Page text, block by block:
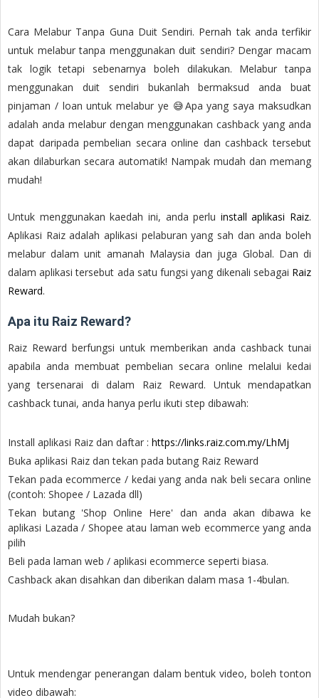
Cara Melabur Tanpa Guna Duit Sendiri. Pernah tak anda terfikir
untuk melabur tanpa menggunakan duit sendiri? Dengar macam
tak logik tetapi sebenarnya boleh dilakukan. Melabur tanpa
menggunakan duit sendiri bukanlah bermaksud anda buat
pinjaman / loan untuk melabur ye 😅Apa yang saya maksudkan
adalah anda melabur dengan menggunakan cashback yang anda
dapat daripada pembelian secara online dan cashback tersebut
akan dilaburkan secara automatik! Nampak mudah dan memang
mudah!
Untuk menggunakan kaedah ini, anda perlu install aplikasi Raiz.
Aplikasi Raiz adalah aplikasi pelaburan yang sah dan anda boleh
melabur dalam unit amanah Malaysia dan juga Global. Dan di
dalam aplikasi tersebut ada satu fungsi yang dikenali sebagai Raiz
Reward.
Apa itu Raiz Reward?
Raiz Reward berfungsi untuk memberikan anda cashback tunai
apabila anda membuat pembelian secara online melalui kedai
yang tersenarai di dalam Raiz Reward. Untuk mendapatkan
cashback tunai, anda hanya perlu ikuti step dibawah:
Install aplikasi Raiz dan daftar : https://links.raiz.com.my/LhMj
Buka aplikasi Raiz dan tekan pada butang Raiz Reward
Tekan pada ecommerce / kedai yang anda nak beli secara online
(contoh: Shopee / Lazada dll)
Tekan butang 'Shop Online Here' dan anda akan dibawa ke
aplikasi Lazada / Shopee atau laman web ecommerce yang anda
pilih
Beli pada laman web / aplikasi ecommerce seperti biasa.
Cashback akan disahkan dan diberikan dalam masa 1-4bulan.
Mudah bukan?
Untuk mendengar penerangan dalam bentuk video, boleh tonton
video dibawah: